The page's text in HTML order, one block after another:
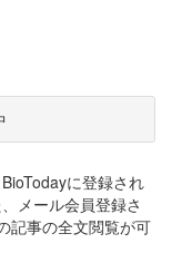
に登録され
メール会員登録さ
記事の全文閲覧が可